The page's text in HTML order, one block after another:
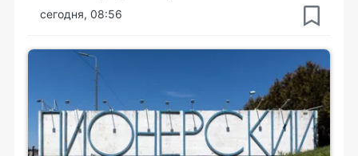
сегодня, 08:56